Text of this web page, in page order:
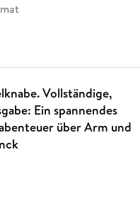
Vollständige,
Ein spannendes
über Arm und